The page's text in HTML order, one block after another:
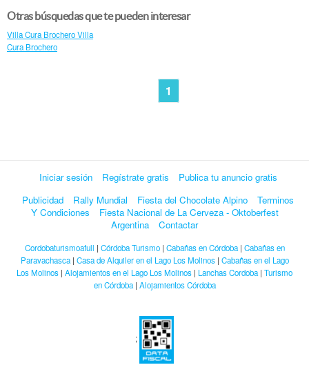
Otras búsquedas que te pueden interesar
Villa Cura Brochero Villa
Cura Brochero
1
Iniciar sesión Regístrate gratis
Publica tu anuncio gratis
Publicidad
Rally Mundial Fiesta del Chocolate Alpino
Terminos
Y Condiciones
Fiesta Nacional de La Cerveza - Oktoberfest
Argentina
Contactar
Cordobaturismoafull | Córdoba Turismo| Cabañas en Córdoba| Cabañas en
Paravachasca| Casa de Alquiler en el Lago Los Molinos| Cabañas en el Lago
Los Molinos | Alojamientos en el Lago Los Molinos | Lanchas Cordoba| Turismo
en Córdoba| Alojamientos Córdoba
;